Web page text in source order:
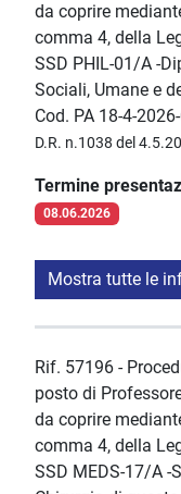
da coprire
comma 4, della
SSD PHIL-01/A -
Sociali, Umane e
Cod. PA 18-4-
D.R. n.1038 del
Termine
08.06.2026
Mostra tutte le
Rif. 57196 -
posto di
da coprire
comma 4, della
SSD MEDS-17/A